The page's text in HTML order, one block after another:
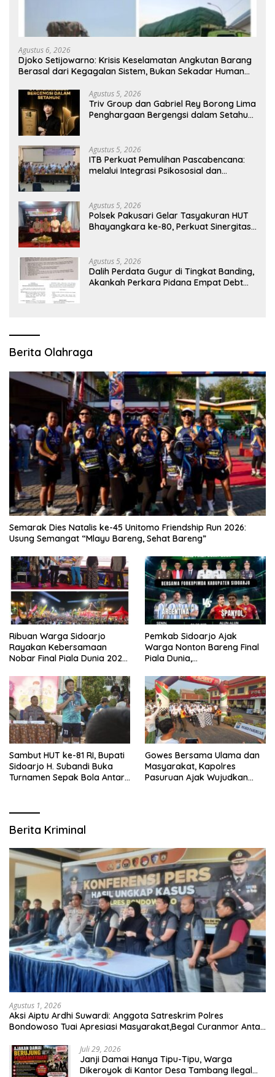
Agustus 6, 2026
Djoko Setijowarno: Krisis Keselamatan Angkutan Barang
Berasal dari Kegagalan Sistem, Bukan Sekadar Human
Agustus 5, 2026
Triv Group dan Gabriel Rey Borong Lima
Penghargaan Bergengsi dalam Setahun,
Agustus 5, 2026
ITB Perkuat Pemulihan Pascabencana:
melalui Integrasi Psikososial dan
Agustus 5, 2026
Polsek Pakusari Gelar Tasyakuran HUT
Bhayangkara ke-80, Perkuat Sinergitas
Agustus 5, 2026
Dalih Perdata Gugur di Tingkat Banding,
Akankah Perkara Pidana Empat Debt
Berita Olahraga
Semarak Dies Natalis ke-45 Unitomo Friendship Run 2026:
Usung Semangat “Mlayu Bareng, Sehat Bareng”
Ribuan Warga Sidoarjo
Rayakan Kebersamaan
Nobar Final Piala Dunia 2026
Forkopimda
Pemkab Sidoarjo Ajak
Warga Nonton Bareng Final
Piala Dunia,
Sambut HUT ke-81 RI, Bupati
Sidoarjo H. Subandi Buka
Turnamen Sepak Bola Antar
Gowes Bersama Ulama dan
Masyarakat, Kapolres
Pasuruan Ajak Wujudkan
Berita Kriminal
Agustus 1, 2026
Aksi Aiptu Ardhi Suwardi: Anggota Satreskrim Polres
Bondowoso Tuai Apresiasi Masyarakat,Begal Curanmor Antar
Juli 29, 2026
Janji Damai Hanya Tipu-Tipu, Warga
Dikeroyok di Kantor Desa Tambang Ilegal